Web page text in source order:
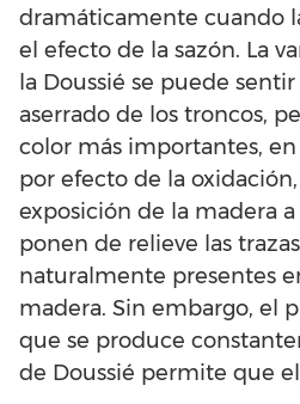
dramáticamente cuando
el efecto de la sazón. La
la Doussié se puede
aserrado de los troncos,
color más importantes,
por efecto de la
exposición de la madera
ponen de relieve las
naturalmente presentes
madera. Sin embargo, el
que se produce
de Doussié permite que